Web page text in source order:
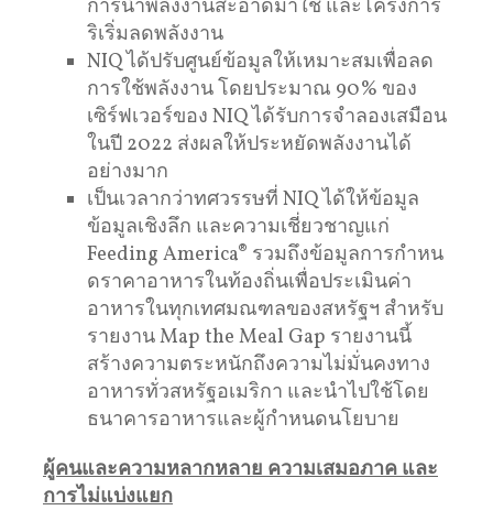
การนำพลังงานสะอาดมาใช้ และโครงการ
ริเริ่มลดพลังงาน
NIQ ได้ปรับศูนย์ข้อมูลให้เหมาะสมเพื่อลด
การใช้พลังงาน โดยประมาณ 90% ของ
เซิร์ฟเวอร์ของ NIQ ได้รับการจําลองเสมือน
ในปี 2022 ส่งผลให้ประหยัดพลังงานได้
อย่างมาก
เป็นเวลากว่าทศวรรษที่ NIQ ได้ให้ข้อมูล
ข้อมูลเชิงลึก และความเชี่ยวชาญแก่
Feeding America® รวมถึงข้อมูลการกําหน
ดราคาอาหารในท้องถิ่นเพื่อประเมินค่า
อาหารในทุกเทศมณฑลของสหรัฐฯ สําหรับ
รายงาน Map the Meal Gap รายงานนี้
สร้างความตระหนักถึงความไม่มั่นคงทาง
อาหารทั่วสหรัฐอเมริกา และนำไปใช้โดย
ธนาคารอาหารและผู้กําหนดนโยบาย
ผู้คนและความหลากหลาย ความเสมอภาค และ
การไม่แบ่งแยก